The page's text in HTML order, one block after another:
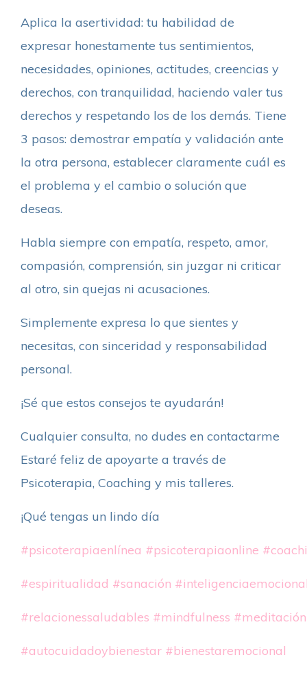
Aplica la asertividad: tu habilidad de
expresar honestamente tus sentimientos,
necesidades, opiniones, actitudes, creencias y
derechos, con tranquilidad, haciendo valer tus
derechos y respetando los de los demás. Tiene
3 pasos: demostrar empatía y validación ante
la otra persona, establecer claramente cuál es
el problema y el cambio o solución que
deseas.
Habla siempre con empatía, respeto, amor,
compasión, comprensión, sin juzgar ni criticar
al otro, sin quejas ni acusaciones.
Simplemente expresa lo que sientes y
necesitas, con sinceridad y responsabilidad
personal.
¡Sé que estos consejos te ayudarán!
Cualquier consulta, no dudes en contactarme
Estaré feliz de apoyarte a través de
Psicoterapia, Coaching y mis talleres.
¡Qué tengas un lindo día
#psicoterapiaenlínea #psicoterapiaonline
#espiritualidad #sanación
#relacionessaludables #mindfulness #meditación
#autocuidadoybienestar #bienestaremocional